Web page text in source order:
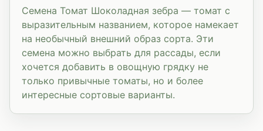
Семена Томат Шоколадная зебра — томат с
выразительным названием, которое намекает
на необычный внешний образ сорта. Эти
семена можно выбрать для рассады, если
хочется добавить в овощную грядку не
только привычные томаты, но и более
интересные сортовые варианты.